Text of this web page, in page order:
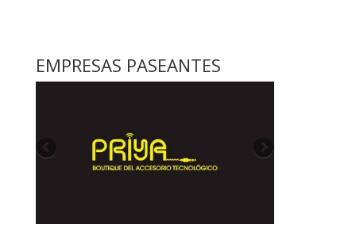
EMPRESAS PASEANTES